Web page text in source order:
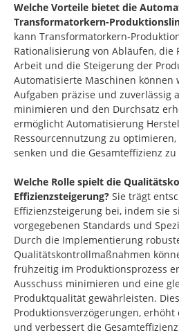
Welche Vorteile bietet die
Transformatorkern-
kann Transformatorkern-
Rationalisierung von Abläufen,
Arbeit und die Steigerung der
Automatisierte Maschinen können
Aufgaben präzise und zuverlässig
minimieren und den Durchsatz
ermöglicht Automatisierung
Ressourcennutzung zu
senken und die Gesamteffizienz
Welche Rolle spielt die
Effizienzsteigerung? Sie trägt
Effizienzsteigerung bei, indem sie
vorgegebenen Standards und
Durch die Implementierung
Qualitätskontrollmaßnahmen
frühzeitig im Produktionsprozess
Ausschuss minimieren und eine
Produktqualität gewährleisten.
Produktionsverzögerungen,
und verbessert die